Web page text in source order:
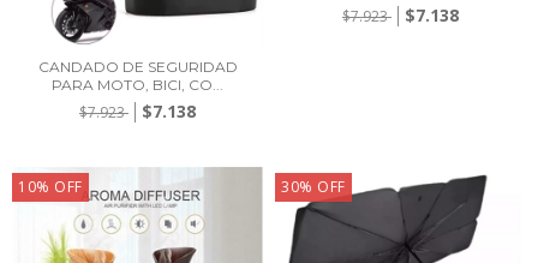
CANDADO DE SEGURIDAD
PARA MOTO, BICI, CO...
$7.923 $7.138
$7.923 $7.138
10% OFF 30% OFF